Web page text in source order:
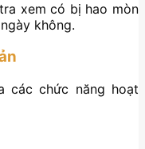
xem có bị hao mòn
không.
các chức năng hoạt